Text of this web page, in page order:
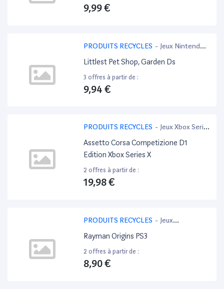
9,99 €
PRODUITS RECYCLES - Jeux Nintendo
3DS
Littlest Pet Shop, Garden Ds
3 offres à partir de :
9,94 €
PRODUITS RECYCLES - Jeux Xbox Serie
X
Assetto Corsa Competizione D1
Edition Xbox Series X
2 offres à partir de :
19,98 €
PRODUITS RECYCLES - Jeux
PlayStation 3
Rayman Origins PS3
2 offres à partir de :
8,90 €